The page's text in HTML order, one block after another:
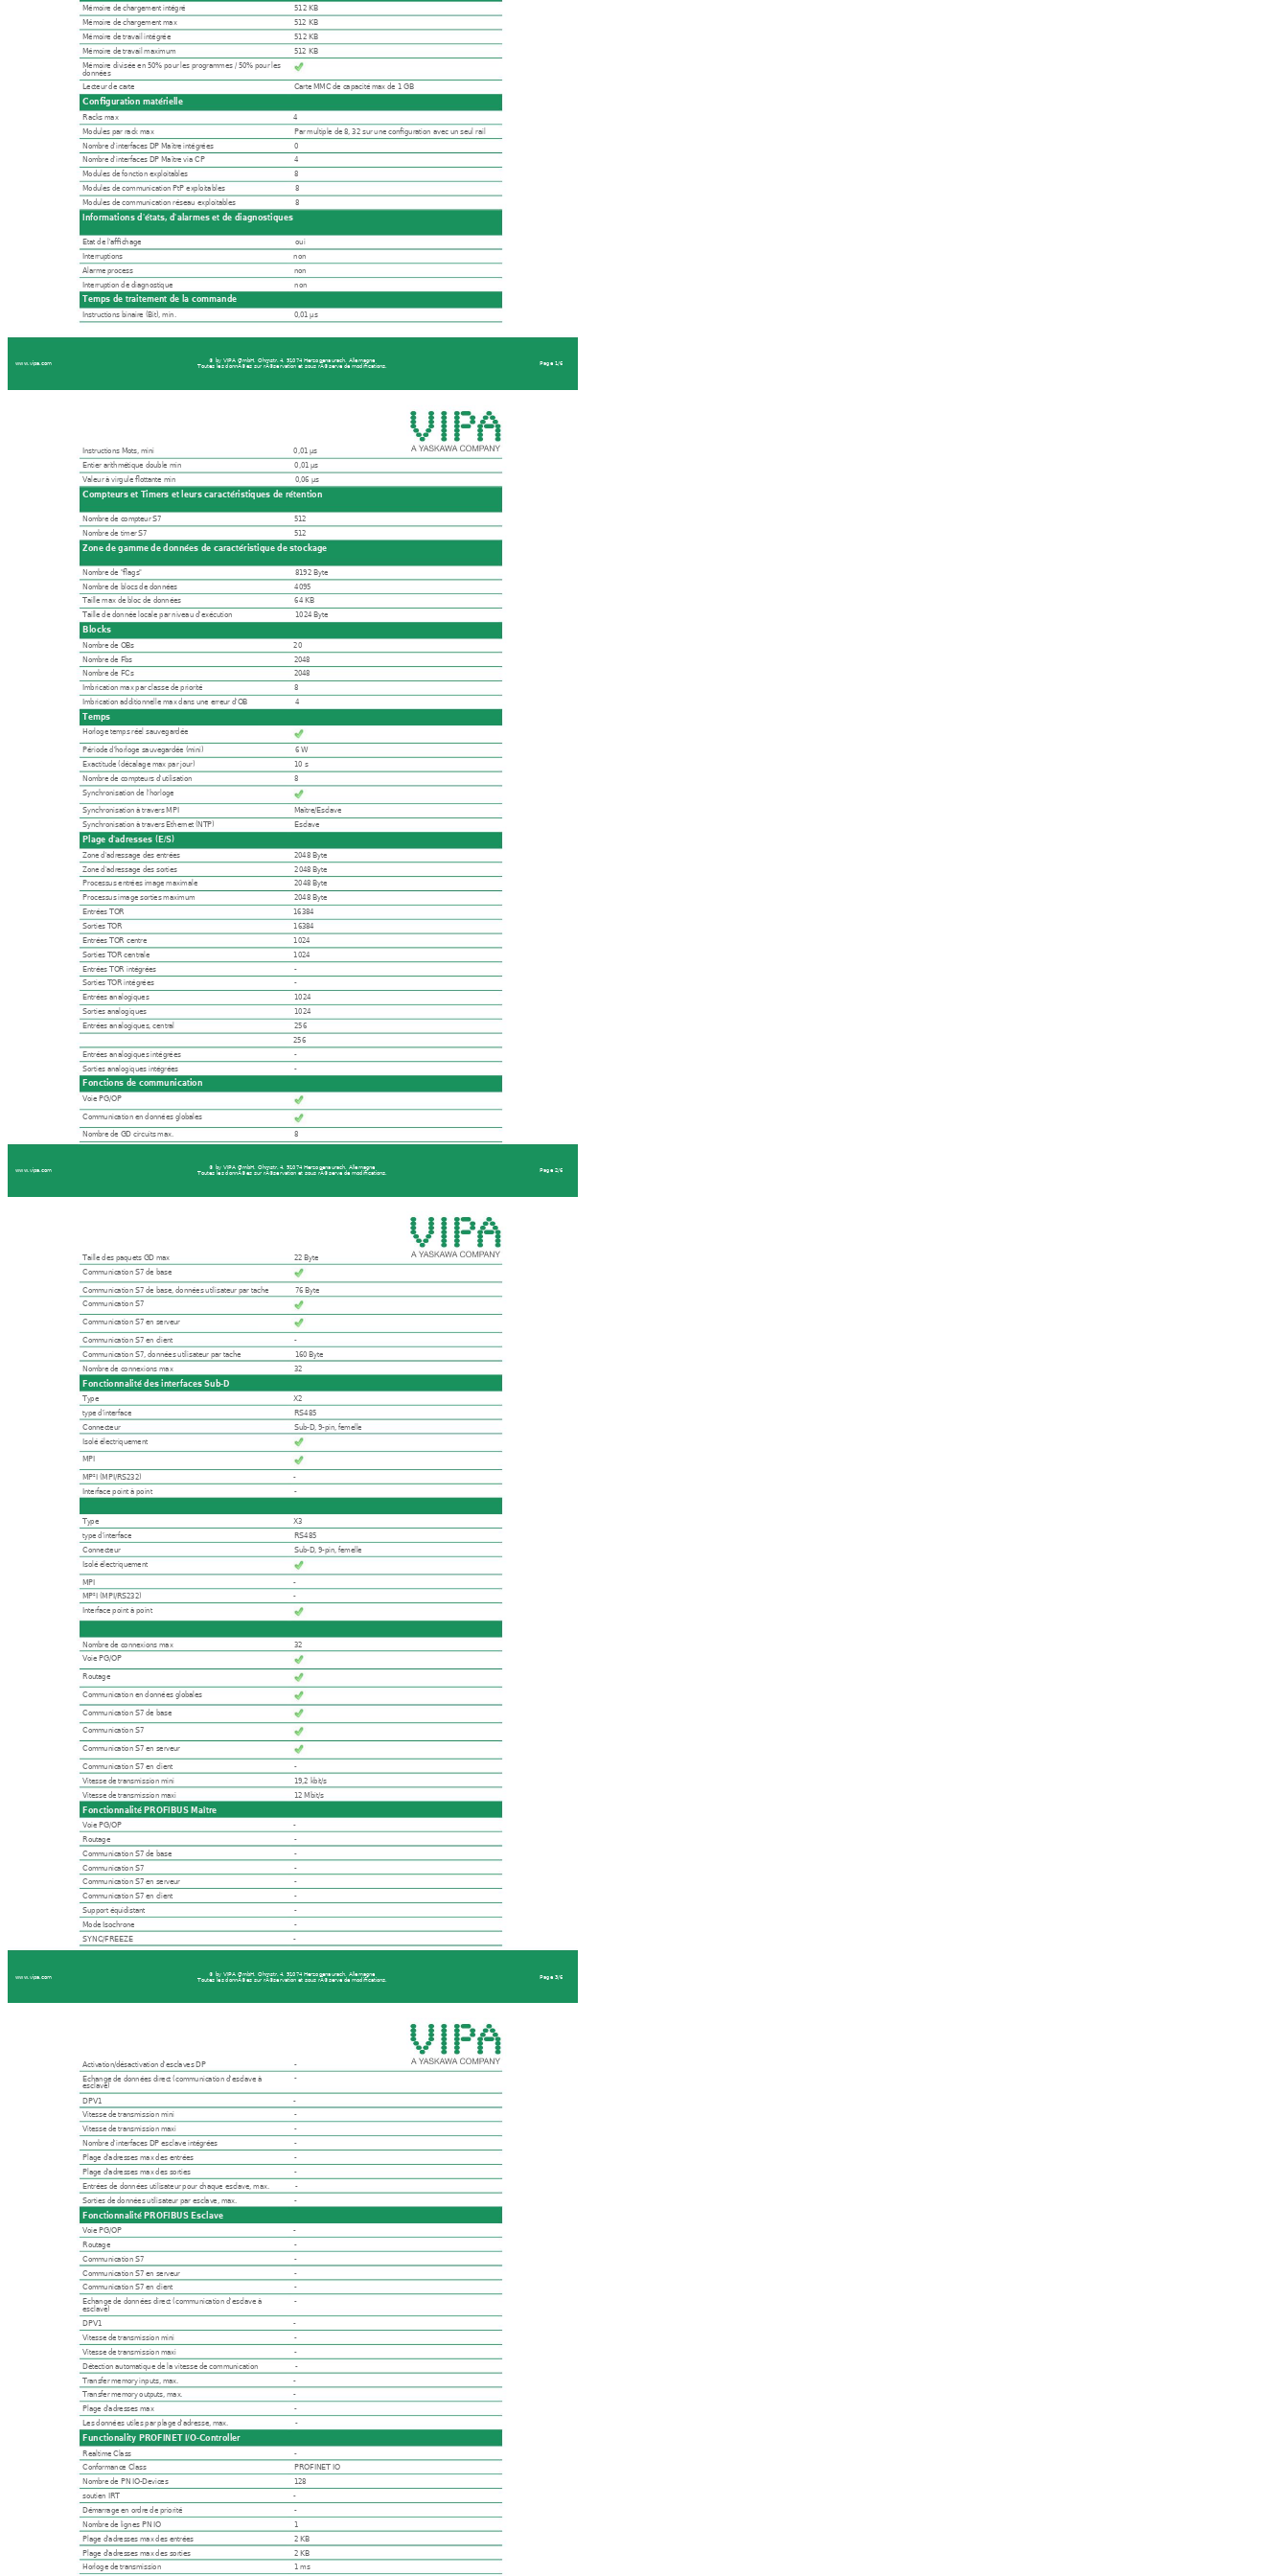
www.vipa.com © by VIPA GmbH, Ohmstr. 4, 91074 Herzogenaurach, Allemagne
Toutes les donnÃ©es sur rÃ©servation et sous rÃ©serve de modifications. Page 1/6
Mémoire de chargement intégré
512 KB
Mémoire de chargement max
512 KB
Mémoire de travail intégrée
512 KB
Mémoire de travail maximum
512 KB
Mémoire divisée en 50% pour les programmes / 50% pour les
données
Lecteur de carte
Carte MMC de capacité max de 1 GB
Configuration matérielle
Racks max
4
Modules par rack max
Par multiple de 8, 32 sur une configuration avec un seul rail
Nombre d'interfaces DP Maître intégrées
0
Nombre d'interfaces DP Maître via CP
4
Modules de fonction exploitables
8
Modules de communication PtP exploitables
8
Modules de communication réseau exploitables
8
Informations d'états, d'alarmes et de diagnostiques
Etat de l'affichage
oui
Interruptions non
Alarme process
non
Interruption de diagnostique
non
Temps de traitement de la commande
Instructions binaire (Bit), min. 0,01 µs
www.vipa.com © by VIPA GmbH, Ohmstr. 4, 91074 Herzogenaurach, Allemagne
Toutes les donnÃ©es sur rÃ©servation et sous rÃ©serve de modifications. Page 2/6
Instructions Mots, mini
0,01 µs
Entier arithmétique double min
0,01 µs
Valeur à virgule flottante min
0,06 µs
Compteurs et Timers et leurs caractéristiques de rétention
Nombre de compteur S7
512
Nombre de timer S7
512
Zone de gamme de données de caractéristique de stockage
Nombre de "flags"
8192 Byte
Nombre de blocs de données
4095
Taille max de bloc de données
64 KB
Taille de donnée locale par niveau d'exécution
1024 Byte
Blocks
Nombre de OBs
20
Nombre de Fbs
2048
Nombre de FCs
2048
Imbrication max par classe de priorité
8
Imbrication additionnelle max dans une erreur d'OB
4
Temps
Horloge temps réel sauvegardée
Période d'horloge sauvegardée (mini)
6 W
Exactitude (décalage max par jour)
10 s
Nombre de compteurs d'utilisation
8
Synchronisation de l'horloge
Synchronisation à travers MPI
Maître/Esclave
Synchronisation à travers Ethernet (NTP)
Esclave
Plage d'adresses (E/S)
Zone d'adressage des entrées
2048 Byte
Zone d'adressage des sorties
2048 Byte
Processus entrées image maximale
2048 Byte
Processus image sorties maximum
2048 Byte
Entrées TOR
16384
Sorties TOR
16384
Entrées TOR centre
1024
Sorties TOR centrale
1024
Entrées TOR intégrées
-
Sorties TOR intégrées
-
Entrées analogiques
1024
Sorties analogiques
1024
Entrées analogiques, central
256
256
Entrées analogiques intégrées
-
Sorties analogiques intégrées
-
Fonctions de communication
Voie PG/OP
Communication en données globales
Nombre de GD circuits max.
8
www.vipa.com © by VIPA GmbH, Ohmstr. 4, 91074 Herzogenaurach, Allemagne
Toutes les donnÃ©es sur rÃ©servation et sous rÃ©serve de modifications. Page 3/6
Taille des paquets GD max
22 Byte
Communication S7 de base
Communication S7 de base, données utilisateur par tache
76 Byte
Communication S7
Communication S7 en serveur
Communication S7 en client
-
Communication S7, données utilisateur par tache
160 Byte
Nombre de connexions max
32
Fonctionnalité des interfaces Sub-D
Type X2
type d'interface
RS485
Connecteur
Sub-D, 9-pin, femelle
Isolé électriquement
MPI
MP²I (MPI/RS232)
-
Interface point à point
-
Type X3
type d'interface
RS485
Connecteur
Sub-D, 9-pin, femelle
Isolé électriquement
MPI -
MP²I (MPI/RS232)
-
Interface point à point
Nombre de connexions max
32
Voie PG/OP
Routage
Communication en données globales
Communication S7 de base
Communication S7
Communication S7 en serveur
Communication S7 en client
-
Vitesse de transmission mini
19,2 kbit/s
Vitesse de transmission maxi
12 Mbit/s
Fonctionnalité PROFIBUS Maître
Voie PG/OP
-
Routage -
Communication S7 de base
-
Communication S7
-
Communication S7 en serveur
-
Communication S7 en client
-
Support équidistant
-
Mode Isochrone
-
SYNC/FREEZE -
Activation/désactivation d'esclaves DP
-
Echange de données direct (communication d'esclave à
esclave)
-
DPV1 -
Vitesse de transmission mini
-
Vitesse de transmission maxi
-
Nombre d'interfaces DP esclave intégrées
-
Plage d'adresses max des entrées
-
Plage d'adresses max des sorties
-
Entrées de données utilisateur pour chaque esclave, max.
-
Sorties de données utilisateur par esclave, max.
-
Fonctionnalité PROFIBUS Esclave
Voie PG/OP
-
Routage -
Communication S7
-
Communication S7 en serveur
-
Communication S7 en client
-
Echange de données direct (communication d'esclave à
esclave)
-
DPV1 -
Vitesse de transmission mini
-
Vitesse de transmission maxi
-
Détection automatique de la vitesse de communication
-
Transfer memory inputs, max.
-
Transfer memory outputs, max.
-
Plage d'adresses max
-
Les données utiles par plage d'adresse, max.
-
Functionality PROFINET I/O-Controller
Realtime Class
-
Conformance Class
PROFINET IO
Nombre de PN IO-Devices
128
soutien IRT
-
Démarrage en ordre de priorité
-
Nombre de lignes PN IO
1
Plage d'adresses max des entrées
2 KB
Plage d'adresses max des sorties
2 KB
Horloge de transmission
1 ms